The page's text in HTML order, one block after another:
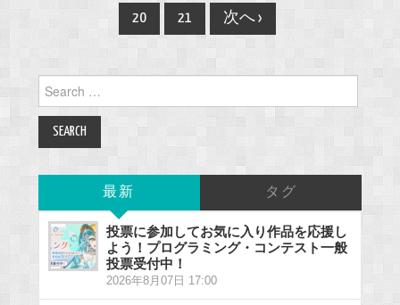
20 21 次へ ›
for:
最新 タグ
投票に参加してお気に入り作品を応援し
よう！プログラミング・コンテスト一般
投票受付中！
2026年8月07日 17:00